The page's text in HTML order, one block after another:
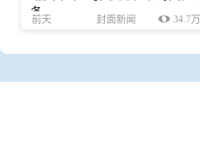
条
前天 封面新闻 34.7万